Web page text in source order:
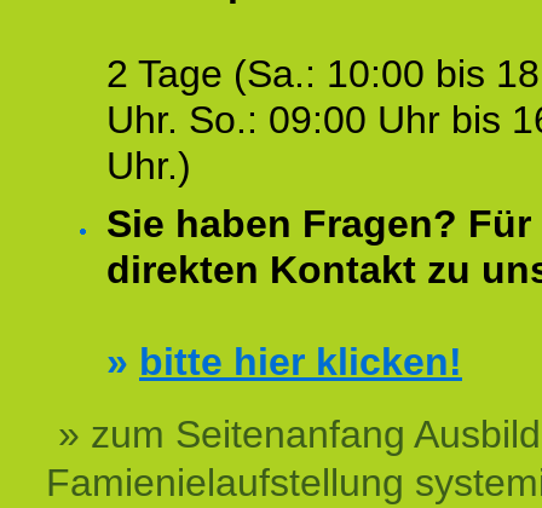
2 Tage (Sa.: 10:00 bis
Uhr. So.: 09:00 Uhr bis
Uhr.)
Sie haben Fragen?
direkten Kontakt zu
» bitte hier klicken!
» zum Seitenanfang
Famienielaufstellung